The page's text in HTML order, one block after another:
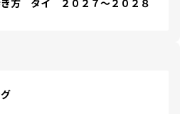
方 タイ ２０２７～２０２８